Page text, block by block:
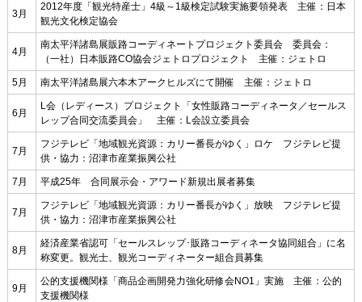
3月
2012年度「観光特産士」4級～1級検定試験実施要領発表 主催：日本
観光文化検定協会
4月
南太平洋諸島展販路コーディネートプロジェクト委員会 委員会：
（一社）日本販路CO協会ジェトロプロジェクト 主催：ジェトロ
5月 南太平洋諸島展六本木アークヒルズにて開催 主催：ジェトロ
6月
L会（レディース）プロジェクト「女性販路コーディネータ／セールス
レップ合同交流委員会」 主催：L会設立委員会
7月
フジテレビ「地域観光資源：カリー番長がゆく」ロケ フジテレビ提
供・協力：沼津市産業振興公社
7月 平成25年 合同展示会・アワード新規出展者募集
7月
フジテレビ「地域観光資源：カリー番長がゆく」放映 フジテレビ提
供・協力：沼津市産業振興公社
8月
経済産業省認可「セールスレップ･販路コーディネータ協同組合」に名
称変更。観光士、観光コーディネーター組合員募集
9月
公的支援機関様「商品企画開発力強化研修会NO1」実施 主催：公的
支援機関様